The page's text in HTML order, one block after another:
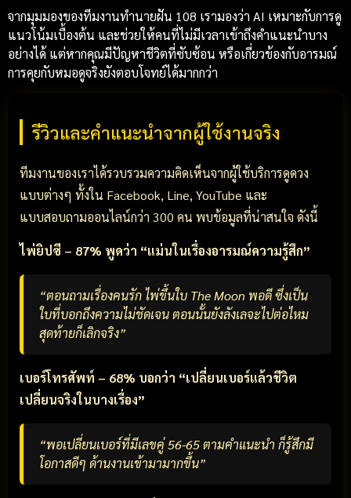
จากมุมมองของทีมงานทำนายฝัน 108 เรามองว่า AI เหมาะกับการดู
แนวโน้มเบื้องต้น และช่วยให้คนที่ไม่มีเวลาเข้าถึงคำแนะนำบาง
อย่างได้ แต่หากคุณมีปัญหาชีวิตที่ซับซ้อน หรือเกี่ยวข้องกับอารมณ์
การคุยกับหมอดูจริงยังตอบโจทย์ได้มากกว่า
รีวิวและคำแนะนำจากผู้ใช้งานจริง
ทีมงานของเราได้รวบรวมความคิดเห็นจากผู้ใช้บริการดูดวง
แบบต่างๆ ทั้งใน Facebook, Line, YouTube และ
แบบสอบถามออนไลน์กว่า 300 คน พบข้อมูลที่น่าสนใจ ดังนี้
ไพ่ยิปซี – 87% พูดว่า “แม่นในเรื่องอารมณ์ความรู้สึก”
“ตอนถามเรื่องคนรัก ไพ่ขึ้นใบ The Moon พอดี ซึ่งเป็น
ใบที่บอกถึงความไม่ชัดเจน ตอนนั้นยังลังเลจะไปต่อไหม
สุดท้ายก็เลิกจริง”
เบอร์โทรศัพท์ – 68% บอกว่า “เปลี่ยนเบอร์แล้วชีวิต
เปลี่ยนจริงในบางเรื่อง”
“พอเปลี่ยนเบอร์ที่มีเลขคู่ 56-65 ตามคำแนะนำ ก็รู้สึกมี
โอกาสดีๆ ด้านงานเข้ามามากขึ้น”